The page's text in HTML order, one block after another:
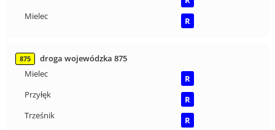
Mielec
R
875
droga wojewódzka 875
Mielec
R
Przyłęk
R
Trześnik
R